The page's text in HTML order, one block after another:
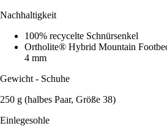
Nachhaltigkeit
100% recycelte Schnürsenkel
Ortholite® Hybrid Mountain
4 mm
Gewicht - Schuhe
250 g (halbes Paar, Größe 38)
Einlegesohle